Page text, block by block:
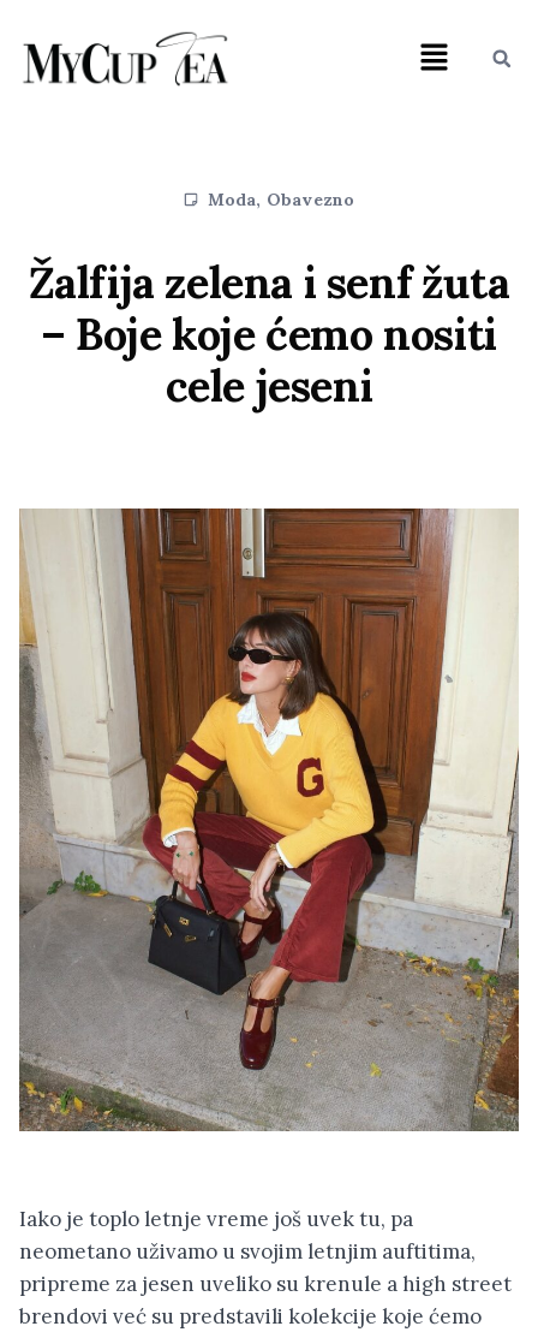
Moda, Obavezno
Žalfija zelena i senf žuta
– Boje koje ćemo nositi
cele jeseni
Iako je toplo letnje vreme još uvek tu, pa
neometano uživamo u svojim letnjim auftitima,
pripreme za jesen uveliko su krenule a high street
brendovi već su predstavili kolekcije koje ćemo